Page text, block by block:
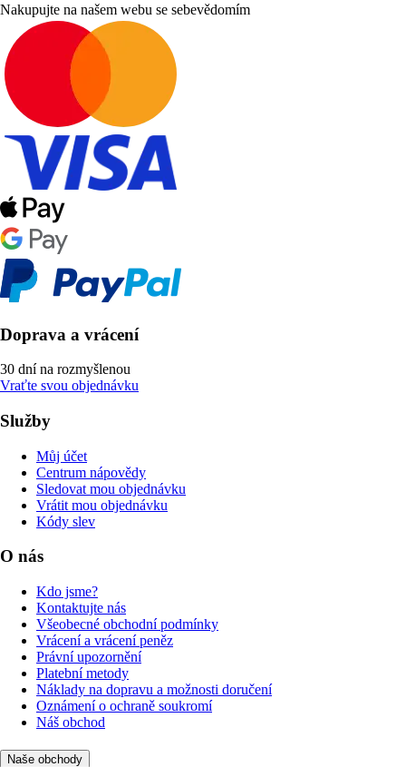
Nakupujte na našem webu se sebevědomím
Doprava a vrácení
30 dní na rozmyšlenou
Vraťte svou objednávku
Služby
Můj účet
Centrum nápovědy
Sledovat mou objednávku
Vrátit mou objednávku
Kódy slev
O nás
Kdo jsme?
Kontaktujte nás
Všeobecné obchodní podmínky
Vrácení a vrácení peněz
Právní upozornění
Platební metody
Náklady na dopravu a možnosti doručení
Oznámení o ochraně soukromí
Náš obchod
Naše obchody